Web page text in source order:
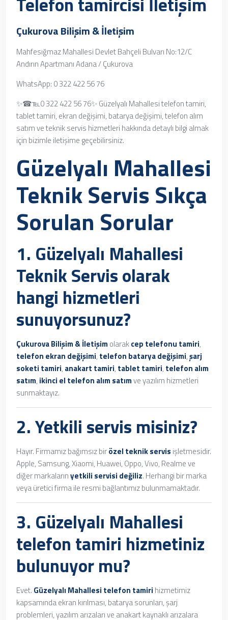
Çukurova Bilişim & İletişim
Mahfesığmaz Mahallesi Devlet Bahçeli Bulvarı No:12/C
Andırın Apartmanı Adana / Çukurova
WhatsApp: 0 322 422 56 76
✨☎℡0 322 422 56 76✨ Güzelyalı Mahallesi telefon tamiri,
tablet tamiri, ekran değişimi, batarya değişimi, telefon alım
satım ve teknik servis hizmetleri hakkında detaylı bilgi almak
için bizimle iletişime geçebilirsiniz.
Güzelyalı Mahallesi
Teknik ServisSıkça
Sorulan Sorular
1. Güzelyalı Mahallesi
Teknik Servisolarak
hangi hizmetleri
sunuyorsunuz?
Çukurova Bilişim & İletişim olarakcep telefonu tamiri,
telefon ekran değişimi, telefon batarya değişimi,şarj
soketi tamiri, anakart tamiri, tablet tamiri, telefon alım
satım, ikinci el telefon alım satımve yazılım hizmetleri
sunmaktayız.
2. Yetkili servis misiniz?
Hayır. Firmamız bağımsız birözel teknik servis işletmesidir.
Apple, Samsung, Xiaomi, Huawei, Oppo, Vivo, Realme ve
diğer markalarınyetkili servisi değiliz. Herhangi bir marka
veya üretici firma ile resmi bağlantımız bulunmamaktadır.
3. Güzelyalı Mahallesi
telefon tamiri hizmetiniz
bulunuyor mu?
Evet. Güzelyalı Mahallesi telefon tamiri hizmetimiz
kapsamında ekran kırılması, batarya sorunları, şarj
problemleri, yazılım arızaları ve anakart kaynaklı arızalara